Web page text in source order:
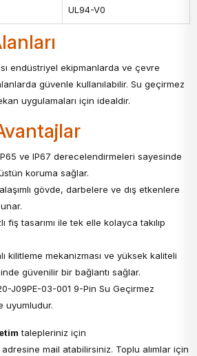
UL94-V0
endüstriyel ekipmanlarda ve çevre
güvenle kullanılabilir. Su geçirmez
uygulamaları için idealdir.
ve IP67 derecelendirmeleri sayesinde
koruma sağlar.
gövde, darbelere ve dış etkenlere
fiş tasarımı ile tek elle kolayca takılıp
kilitleme mekanizması ve yüksek kaliteli
güvenilir bir bağlantı sağlar.
J09PE-03-001 9-Pin Su Geçirmez
uyumludur.
talepleriniz için
adresine mail atabilirsiniz. Toplu alımlar için